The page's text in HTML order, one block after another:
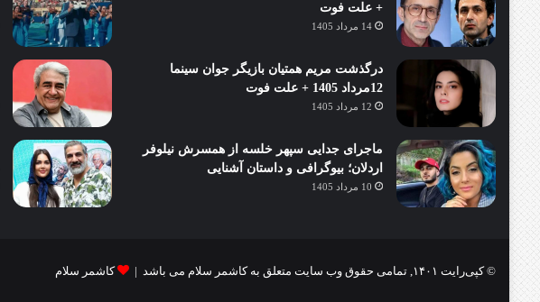
+ علت فوت
14 مرداد 1405
درگذشت مریم همتیان بازیگر جوان سینما
12مرداد 1405 + علت فوت
12 مرداد 1405
ماجرای جدایی سپهر خلسه از همسرش نیلوفر
اردلان؛ بیوگرافی و داستان آشنایی
10 مرداد 1405
© کپی‌رایت ۱۴۰۱, تمامی حقوق وب سایت متعلق به کاشمر سلام می باشد | کاشمر سلام